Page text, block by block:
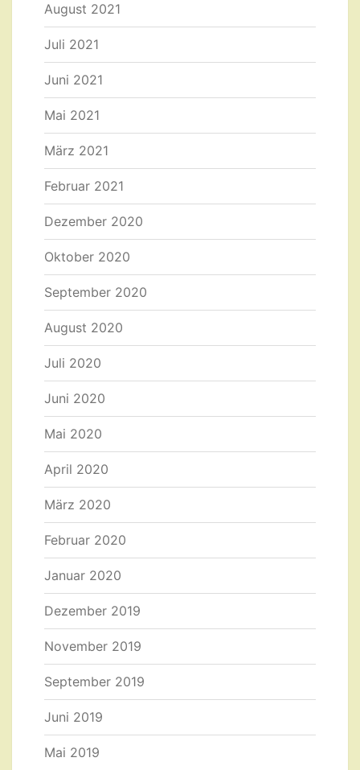
August 2021
Juli 2021
Juni 2021
Mai 2021
März 2021
Februar 2021
Dezember 2020
Oktober 2020
September 2020
August 2020
Juli 2020
Juni 2020
Mai 2020
April 2020
März 2020
Februar 2020
Januar 2020
Dezember 2019
November 2019
September 2019
Juni 2019
Mai 2019